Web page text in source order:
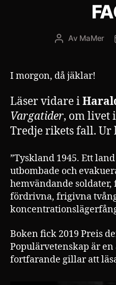
Av MaMer
I morgon, då jäklar!
Läser vidare i
Vargatider, om livet
Tredje rikets fall. Ur
”Tyskland 1945. Ett
utbombade och
hemvändande
fördrivna, frigivna
Boken fick 2019 Preis
Populärvetenskap är
fortfarande gillar att